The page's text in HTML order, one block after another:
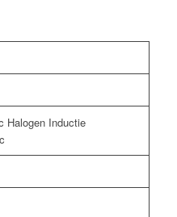
Halogen Inductie